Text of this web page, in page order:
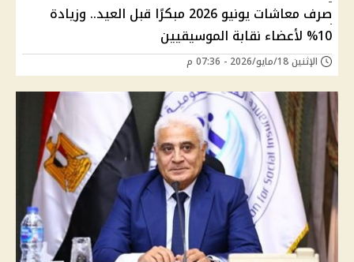
صرف معاشات يونيو 2026 مبكرًا قبل العيد.. وزيادة
10% لأعضاء نقابة الموسيقيين
الإثنين 18/مايو/2026 - 07:36 م